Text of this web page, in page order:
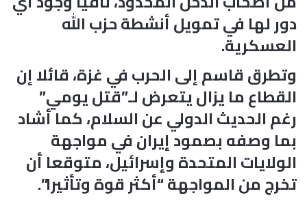
دور لها في تمويل أنشطة حزب الله
العسكرية.
وتطرق قاسم إلى الحرب في غزة، قائلا إن
القطاع ما يزال يتعرض لـ”قتل يومي”
رغم الحديث الدولي عن السلام، كما أشاد
بما وصفه بصمود إيران في مواجهة
الولايات المتحدة وإسرائيل، متوقعا أن
تخرج من المواجهة “أكثر قوة وتأثيرا”.